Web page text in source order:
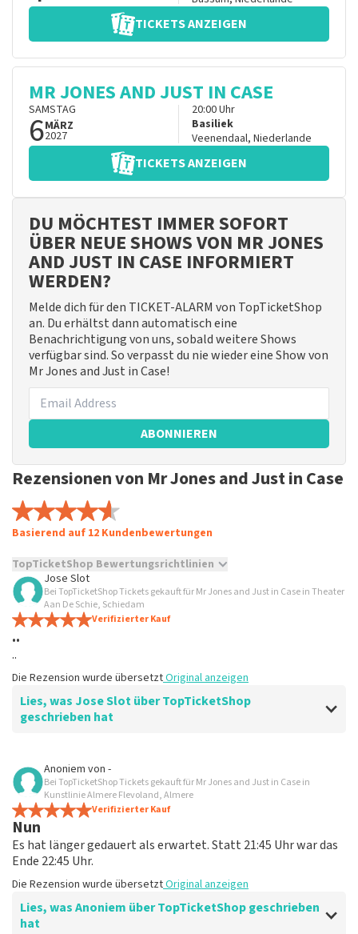
TICKETS ANZEIGEN
MR JONES AND JUST IN CASE
SAMSTAG
6MÄRZ
2027
20:00Uhr
Basiliek
Veenendaal, Niederlande
TICKETS ANZEIGEN
DU MÖCHTEST IMMER SOFORT
ÜBER NEUE SHOWS VON MR JONES
AND JUST IN CASE INFORMIERT
WERDEN?
Melde dich für den TICKET-ALARM von TopTicketShop
an. Du erhältst dann automatisch eine
Benachrichtigung von uns, sobald weitere Shows
verfügbar sind. So verpasst du nie wieder eine Show von
Mr Jones and Just in Case!
ABONNIEREN
Rezensionen von Mr Jones and Just in Case
Basierend auf 12 Kundenbewertungen
TopTicketShop Bewertungsrichtlinien
TopTicketShop sammelt Bewertungen von echten Kunden.
Es ist nicht möglich, eine Bewertung abzugeben, wenn du
keine Tickets bei TopTicketShop gekauft hast. Beiträge mit
beleidigender Sprache und/oder falschen Angaben werden
nicht veröffentlicht. Es kann einige Wochen dauern, bis eine
Bewertung veröffentlicht wird.
Jose Slot
Bei TopTicketShop Tickets gekauft für Mr Jones and Just in Case in Theater
Aan De Schie, Schiedam
Verifizierter Kauf
..
..
Die Rezension wurde übersetztOriginal anzeigen
Lies, was Jose Slot über TopTicketShop
geschrieben hat
Bewertung von Jose Slot über
..
Die Rezension wurde übersetzt
Anoniem von -
Bei TopTicketShop Tickets gekauft für Mr Jones and Just in Case in
Kunstlinie Almere Flevoland, Almere
Verifizierter Kauf
Nun
Es hat länger gedauert als erwartet. Statt 21:45 Uhr war das
Ende 22:45 Uhr.
Die Rezension wurde übersetztOriginal anzeigen
Lies, was Anoniem über TopTicketShop geschrieben
hat